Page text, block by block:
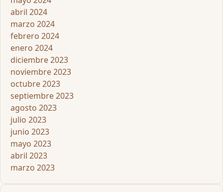
abril 2024
marzo 2024
febrero 2024
enero 2024
diciembre 2023
noviembre 2023
octubre 2023
septiembre 2023
agosto 2023
julio 2023
junio 2023
mayo 2023
abril 2023
marzo 2023